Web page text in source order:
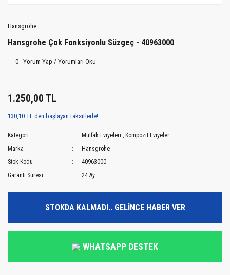
Hansgrohe
Hansgrohe Çok Fonksiyonlu Süzgeç - 40963000
0 - Yorum Yap / Yorumları Oku
1.250,00 TL
130,10 TL den başlayan taksitlerle!
Kategori Mutfak Eviyeleri , Kompozit Eviyeler
Marka
Hansgrohe
Stok Kodu
40963000
Garanti Süresi
24 Ay
STOKDA KALMADI.. GELİNCE HABER VER
WHATSAPP DESTEK